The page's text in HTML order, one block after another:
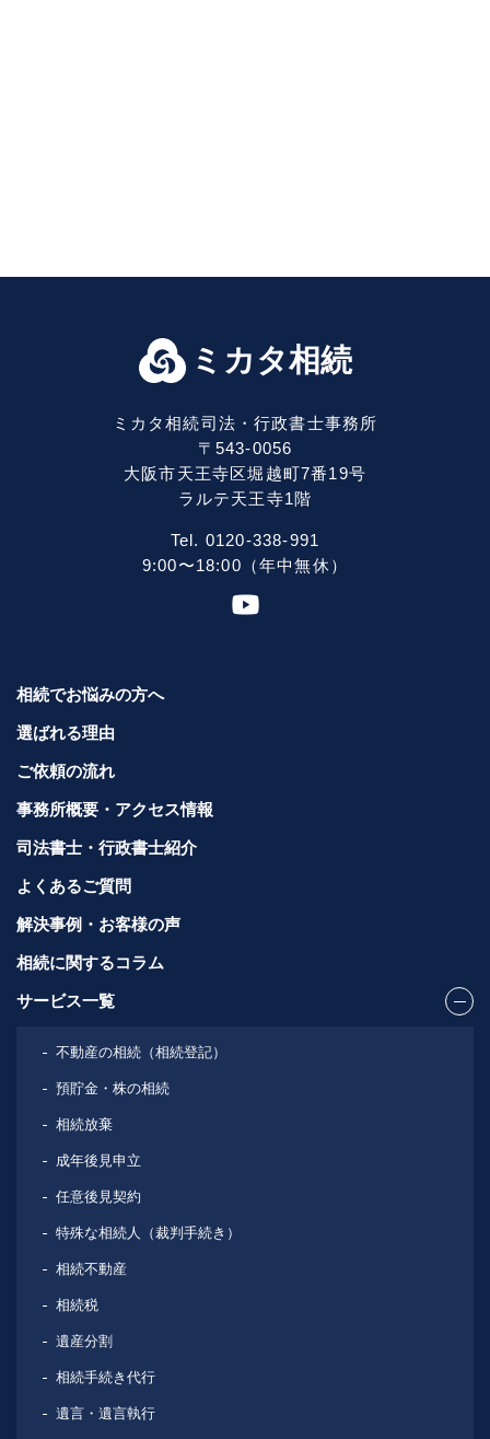
ミカタ相続
ミカタ相続司法・行政書士事務所
〒543-0056
大阪市天王寺区堀越町7番19号
ラルテ天王寺1階
Tel. 0120-338-991
9:00〜18:00（年中無休）
相続でお悩みの方へ
選ばれる理由
ご依頼の流れ
事務所概要・アクセス情報
司法書士・行政書士紹介
よくあるご質問
解決事例・お客様の声
相続に関するコラム
サービス一覧
不動産の相続（相続登記）
預貯金・株の相続
相続放棄
成年後見申立
任意後見契約
特殊な相続人（裁判手続き）
相続不動産
相続税
遺産分割
相続手続き代行
遺言・遺言執行